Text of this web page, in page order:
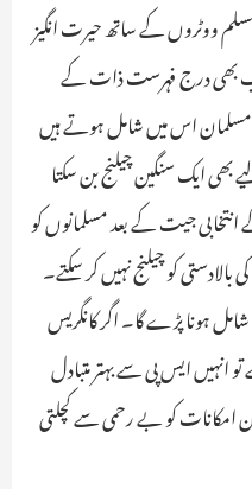
مسلم ووٹروں کے ساتھ حیرت انگیز
بھی درج فہرست ذات کے
اس میں شامل ہوتے ہیں
بھی ایک سنگین چیلنج بن سکتا
سطح پر بی جے پی کی 2014 کے انتخابی جیت کے بعد مسلمانوں کو
کو چیلنج نہیں کر سکتے۔
شامل ہونا پڑے گا۔ اگر کانگریس
انہیں ایس پی سے بہتر متبادل
امکانات کو بے رحمی سے کچلتی